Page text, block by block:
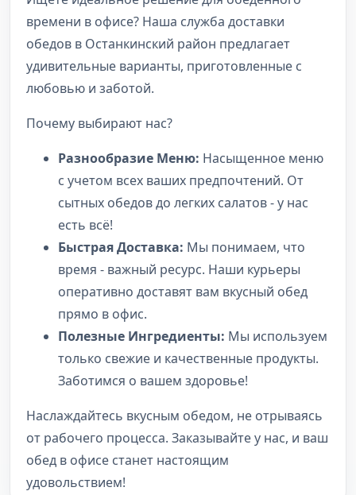
времени в офисе? Наша служба доставки
обедов в Останкинский район предлагает
удивительные варианты, приготовленные с
любовью и заботой.
Почему выбирают нас?
Разнообразие Меню: Насыщенное меню
с учетом всех ваших предпочтений. От
сытных обедов до легких салатов - у нас
есть всё!
Быстрая Доставка: Мы понимаем, что
время - важный ресурс. Наши курьеры
оперативно доставят вам вкусный обед
прямо в офис.
Полезные Ингредиенты: Мы используем
только свежие и качественные продукты.
Заботимся о вашем здоровье!
Наслаждайтесь вкусным обедом, не отрываясь
от рабочего процесса. Заказывайте у нас, и ваш
обед в офисе станет настоящим
удовольствием!